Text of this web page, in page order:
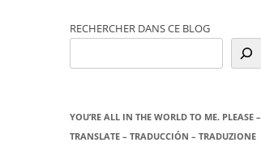
RECHERCHER DANS CE BLOG
YOU’RE ALL IN THE WORLD TO ME. PLEASE –
TRANSLATE – TRADUCCIÓN – TRADUZIONE